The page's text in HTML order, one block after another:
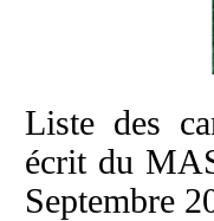
Liste des
écrit du
Septembre